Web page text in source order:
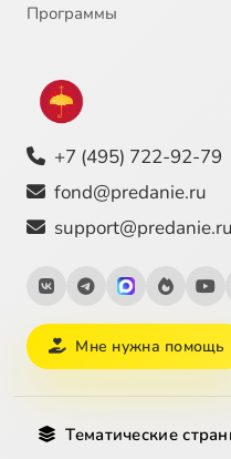
Программы
+7 (495) 722-92-79
fond@predanie.ru
support@predanie.ru
Мне нужна помощь
Тематические